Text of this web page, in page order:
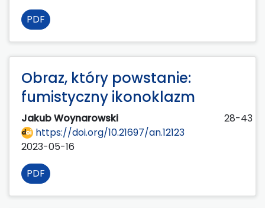
PDF
Obraz, który powstanie:
fumistyczny ikonoklazm
Jakub Woynarowski
28-43
https://doi.org/10.21697/an.12123
2023-05-16
PDF